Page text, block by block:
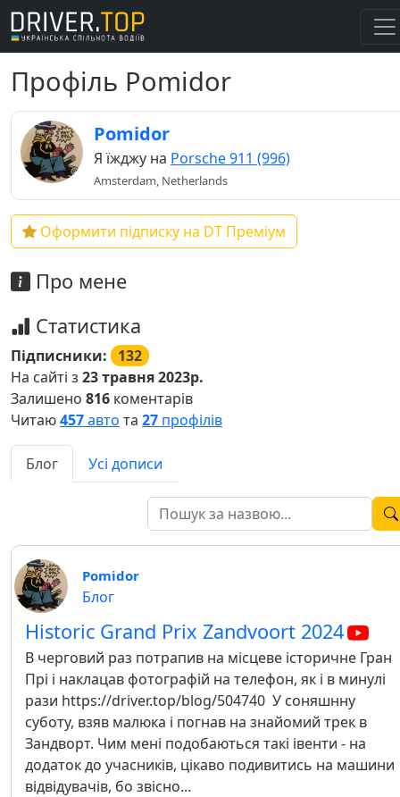
Профіль Pomidor
Pomidor
Я їжджу на Porsche 911 (996)
Amsterdam, Netherlands
Оформити підписку на DT Преміум
Про мене
Статистика
Підписники:
132
На сайті з 23 травня 2023р.
Залишено 816 коментарів
Читаю457авто та 27 профілів
Блог Усі дописи
Pomidor
Блог
Historic Grand Prix Zandvoort 2024
В черговий раз потрапив на місцеве історичне Гран
Прі і наклацав фотографій на телефон, як і в минулі
рази https://driver.top/blog/504740 У соняшнну
суботу, взяв малюка і погнав на знайомий трек в
Зандворт. Чим мені подобаються такі івенти - на
додаток до учасників, цікаво подивитись на машини
відвідувачів, бо звісно...